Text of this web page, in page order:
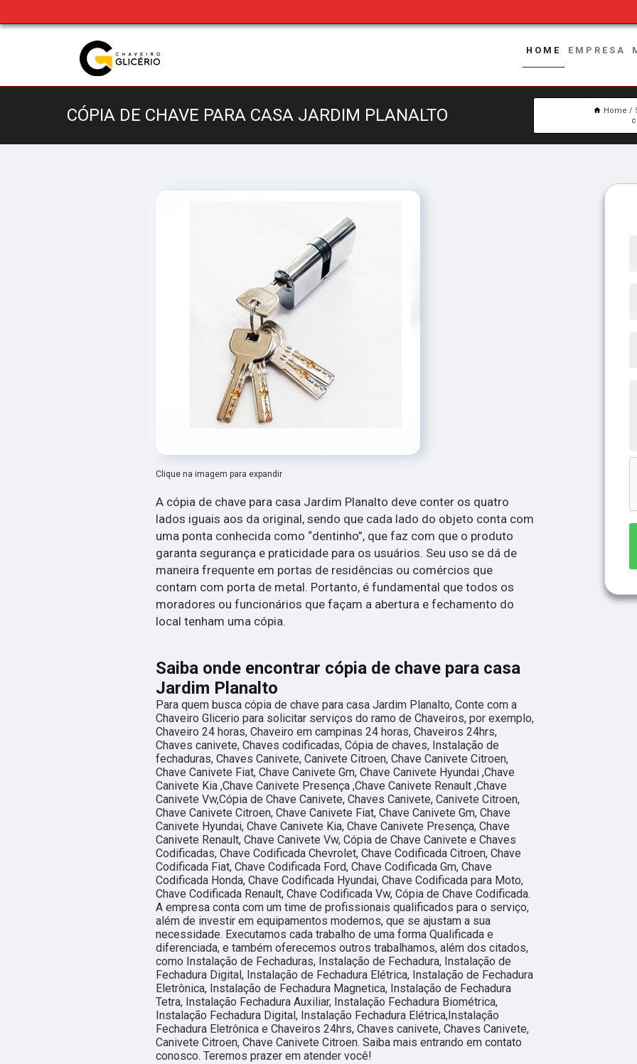
HOME EMPRESA
CÓPIA DE CHAVE PARA CASA JARDIM PLANALTO Home
Clique na imagem para expandir
A cópia de chave para casa Jardim Planalto deve conter os quatro
lados iguais aos da original, sendo que cada lado do objeto conta com
uma ponta conhecida como “dentinho”, que faz com que o produto
garanta segurança e praticidade para os usuários. Seu uso se dá de
maneira frequente em portas de residências ou comércios que
contam com porta de metal. Portanto, é fundamental que todos os
moradores ou funcionários que façam a abertura e fechamento do
local tenham uma cópia.
Saiba onde encontrar cópia de chave para casa
Jardim Planalto
Para quem busca cópia de chave para casa Jardim Planalto, Conte com a
Chaveiro Glicerio para solicitar serviços do ramo de Chaveiros, por exemplo,
Chaveiro 24 horas, Chaveiro em campinas 24 horas, Chaveiros 24hrs,
Chaves canivete, Chaves codificadas, Cópia de chaves, Instalação de
fechaduras, Chaves Canivete, Canivete Citroen, Chave Canivete Citroen,
Chave Canivete Fiat, Chave Canivete Gm, Chave Canivete Hyundai ,Chave
Canivete Kia ,Chave Canivete Presença ,Chave Canivete Renault ,Chave
Canivete Vw,Cópia de Chave Canivete, Chaves Canivete, Canivete Citroen,
Chave Canivete Citroen, Chave Canivete Fiat, Chave Canivete Gm, Chave
Canivete Hyundai, Chave Canivete Kia, Chave Canivete Presença, Chave
Canivete Renault, Chave Canivete Vw, Cópia de Chave Canivete e Chaves
Codificadas, Chave Codificada Chevrolet, Chave Codificada Citroen, Chave
Codificada Fiat, Chave Codificada Ford, Chave Codificada Gm, Chave
Codificada Honda, Chave Codificada Hyundai, Chave Codificada para Moto,
Chave Codificada Renault, Chave Codificada Vw, Cópia de Chave Codificada.
A empresa conta com um time de profissionais qualificados para o serviço,
além de investir em equipamentos modernos, que se ajustam a sua
necessidade. Executamos cada trabalho de uma forma Qualificada e
diferenciada, e também oferecemos outros trabalhamos, além dos citados,
como Instalação de Fechaduras, Instalação de Fechadura, Instalação de
Fechadura Digital, Instalação de Fechadura Elétrica, Instalação de Fechadura
Eletrônica, Instalação de Fechadura Magnetica, Instalação de Fechadura
Tetra, Instalação Fechadura Auxiliar, Instalação Fechadura Biométrica,
Instalação Fechadura Digital, Instalação Fechadura Elétrica,Instalação
Fechadura Eletrônica e Chaveiros 24hrs, Chaves canivete, Chaves Canivete,
Canivete Citroen, Chave Canivete Citroen. Saiba mais entrando em contato
conosco. Teremos prazer em atender você!